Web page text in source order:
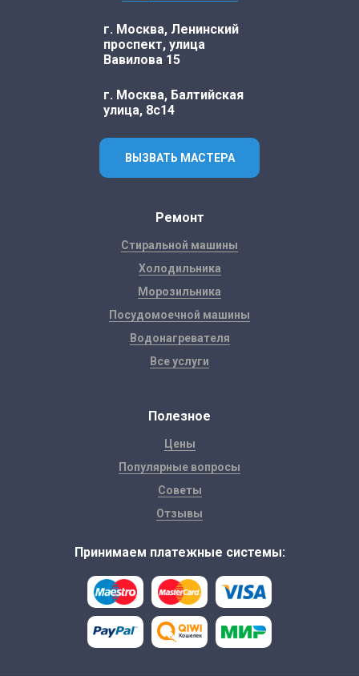
г. Москва, Ленинский
проспект, улица
Вавилова 15
г. Москва, Балтийская
улица, 8с14
ВЫЗВАТЬ МАСТЕРА
Ремонт
Стиральной машины
Холодильника
Морозильника
Посудомоечной машины
Водонагревателя
Все услуги
Полезное
Цены
Популярные вопросы
Советы
Отзывы
Принимаем платежные системы: